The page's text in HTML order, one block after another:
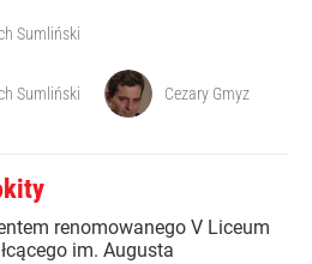
Sumliński
Sumliński Cezary Gmyz
renomowanego V Liceum
im. Augusta